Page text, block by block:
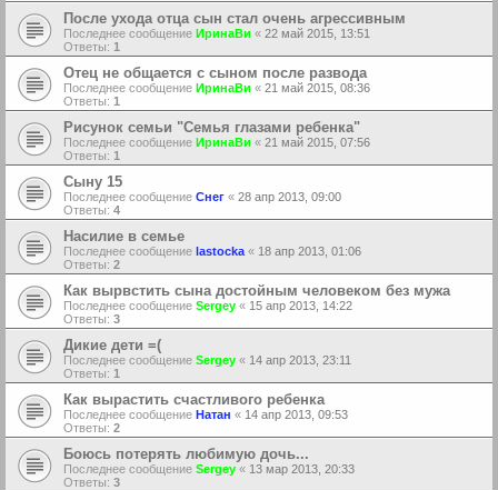
После ухода отца сын стал очень агрессивным
Последнее сообщение ИринаВи « 22 май 2015, 13:51
Ответы: 1
Отец не общается с сыном после развода
Последнее сообщение ИринаВи « 21 май 2015, 08:36
Ответы: 1
Рисунок семьи "Семья глазами ребенка"
Последнее сообщение ИринаВи « 21 май 2015, 07:56
Ответы: 1
Сыну 15
Последнее сообщение Снег « 28 апр 2013, 09:00
Ответы: 4
Насилие в семье
Последнее сообщение lastocka « 18 апр 2013, 01:06
Ответы: 2
Как вырвстить сына достойным человеком без мужа
Последнее сообщение Sergey « 15 апр 2013, 14:22
Ответы: 3
Дикие дети =(
Последнее сообщение Sergey « 14 апр 2013, 23:11
Ответы: 1
Как вырастить счастливого ребенка
Последнее сообщение Натан « 14 апр 2013, 09:53
Ответы: 2
Боюсь потерять любимую дочь...
Последнее сообщение Sergey « 13 мар 2013, 20:33
Ответы: 3